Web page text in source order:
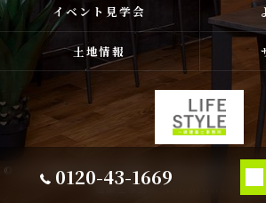
0120-43-1669
イベント見学会
土地情報
© 2026 福岡県古賀市❘福津市❘宗像市❘新宮の注文住
建築士事務所 ALL RIGHTS